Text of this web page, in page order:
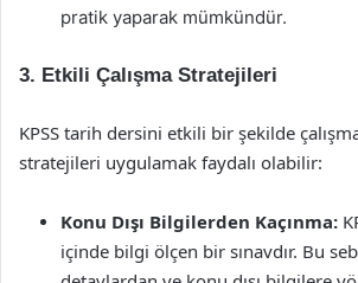
pratik yaparak mümkündür.
3. Etkili Çalışma Stratejileri
KPSS tarih dersini etkili bir şekilde
stratejileri uygulamak faydalı olabilir:
Konu Dışı Bilgilerden Kaçınma:
içinde bilgi ölçen bir sınavdır. Bu